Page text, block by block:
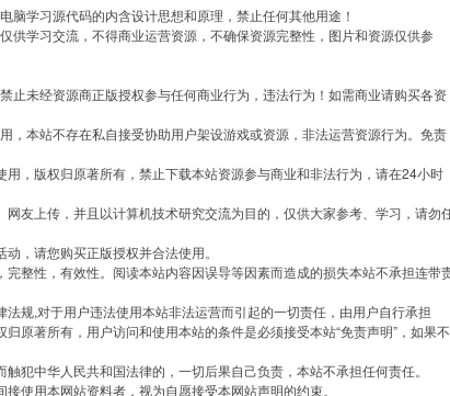
脑学习源代码的内含设计思想和原理，禁止任何其他用途！
供学习交流，不得商业运营资源，不确保资源完整性，图片和资源仅供参
止未经资源商正版授权参与任何商业行为，违法行为！如需商业请购买各资
，本站不存在私自接受协助用户架设游戏或资源，非法运营资源行为。免责
，版权归原著所有，禁止下载本站资源参与商业和非法行为，请在24小时
友上传，并且以计算机技术研究交流为目的，仅供大家参考、学习，请勿
，请您购买正版授权并合法使用。
整性，有效性。阅读本站内容因误导等因素而造成的损失本站不承担连带
规,对于用户违法使用本站非法运营而引起的一切责任，由用户自行承担
原著所有，用户访问和使用本站的条件是必须接受本站“免责声明”，如果不
犯中华人民共和国法律的，一切后果自己负责，本站不承担任何责任。
使用本网站资料者，视为自愿接受本网站声明的约束。